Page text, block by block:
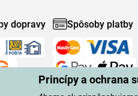
Princípy a ochrana
dopravy Spôsoby platby